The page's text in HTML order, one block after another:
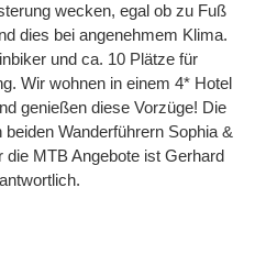
wecken, egal ob zu Fuß
dies bei angenehmem Klima.
und ca. 10 Plätze für
Wir wohnen in einem 4* Hotel
genießen diese Vorzüge! Die
Wanderführern Sophia &
MTB Angebote ist Gerhard